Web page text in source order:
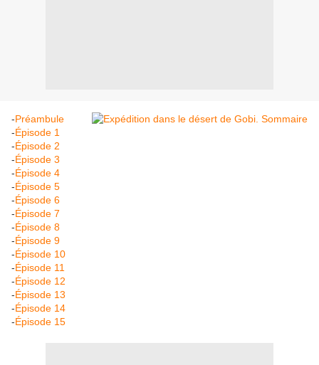
-Préambule
-Épisode 1
-Épisode 2
-Épisode 3
-Épisode 4
-Épisode 5
-Épisode 6
-Épisode 7
-Épisode 8
-Épisode 9
-Épisode 10
-Épisode 11
-Épisode 12
-Épisode 13
-Épisode 14
-Épisode 15